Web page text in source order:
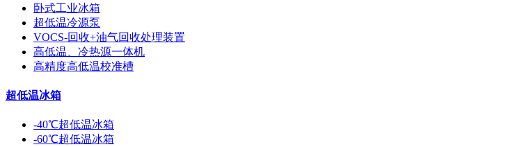
卧式工业冰箱
超低温冷源泵
VOCS-回收+油气回收处理装置
高低温、冷热源一体机
高精度高低温校准槽
超低温冰箱
-40℃超低温冰箱
-60℃超低温冰箱